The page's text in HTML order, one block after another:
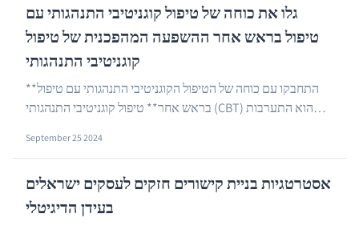
גלו את כוחה של טיפול קוגניטיבי התנהגותי עם
טיפול בראש אחר ההשפעה המהפכנית של טיפול
קוגניטיבי התנהגותי
**התחבקו עם כוחה של הטיפול הקוגניטיבי התנהגותי עם טיפול
בראש אחר** טיפול קוגניטיבי התנהגותי (CBT) הוא התערבות
September 25 2024
אסטרטגיות בניית קישורים חזקים לעסקים ישראלים
בעידן הדיגיטלי